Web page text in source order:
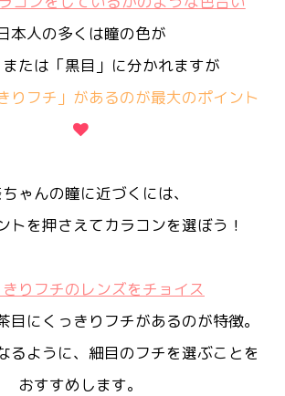
本人の多くは瞳の色が
または「黒目」に分かれますが
りフチ」があるのが最大のポイント
ゃんの瞳に近づくには、
トを押さえてカラコンを選ぼう！
りフチのレンズをチョイス
目にくっきりフチがあるのが特徴。
るように、細目のフチを選ぶことを
おすすめします。